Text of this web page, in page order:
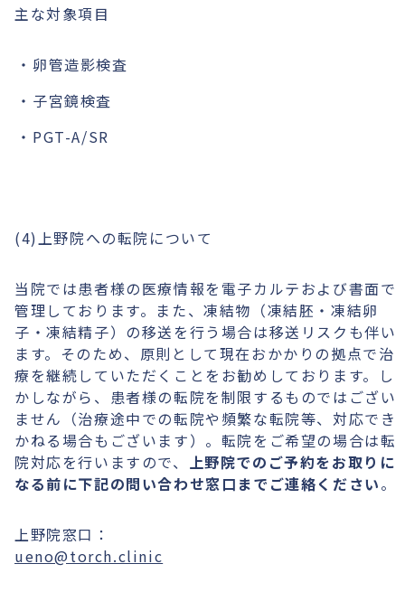
主な対象項目
卵管造影検査
子宮鏡検査
PGT-A/SR
(4)上野院への転院について
当院では患者様の医療情報を電子カルテおよび書面で
管理しております。また、凍結物（凍結胚・凍結卵
子・凍結精子）の移送を行う場合は移送リスクも伴い
ます。そのため、原則として現在おかかりの拠点で治
療を継続していただくことをお勧めしております。し
かしながら、患者様の転院を制限するものではござい
ません（治療途中での転院や頻繁な転院等、対応でき
かねる場合もございます）。転院をご希望の場合は転
院対応を行いますので、 上野院でのご予約をお取りに
なる前に下記の問い合わせ窓口までご連絡ください。
上野院窓口：
ueno@torch.clinic